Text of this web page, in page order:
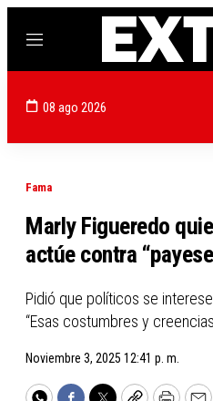
Menú
08 ago 2026
Fama
Marly Figueredo
actúe contra
Pidió que políticos se
“Esas costumbres y
Noviembre 3, 2025 12:41 p. m.